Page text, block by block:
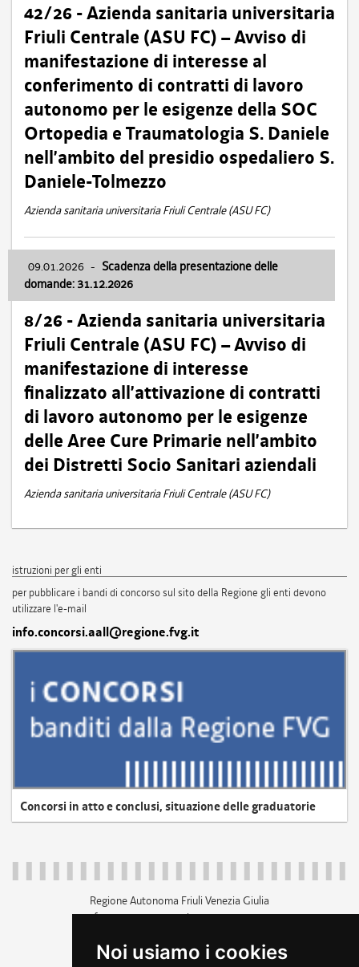
Noi usiamo i cookies
42/26 - Azienda sanitaria universitaria
Friuli Centrale (ASU FC) – Avviso di
manifestazione di interesse al
conferimento di contratti di lavoro
autonomo per le esigenze della SOC
Ortopedia e Traumatologia S. Daniele
nell’ambito del presidio ospedaliero S.
Daniele-Tolmezzo
Azienda sanitaria universitaria Friuli Centrale (ASU FC)
09.01.2026 - Scadenza della presentazione delle
domande: 31.12.2026
8/26 - Azienda sanitaria universitaria
Friuli Centrale (ASU FC) – Avviso di
manifestazione di interesse
finalizzato all’attivazione di contratti
di lavoro autonomo per le esigenze
delle Aree Cure Primarie nell’ambito
dei Distretti Socio Sanitari aziendali
Azienda sanitaria universitaria Friuli Centrale (ASU FC)
istruzioni per gli enti
per pubblicare i bandi di concorso sul sito della Regione gli enti devono
utilizzare l'e-mail
info.concorsi.aall@regione.fvg.it
Concorsi in atto e conclusi, situazione delle graduatorie
Regione Autonoma Friuli Venezia Giulia
c.f. 80014930327; p.iva 00526040324
+39 040 3771111